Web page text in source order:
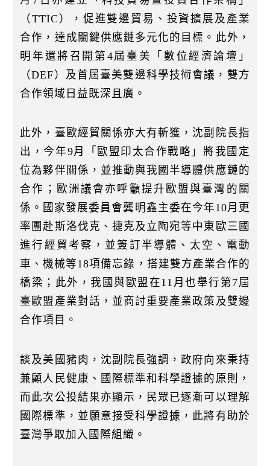
（TTIC），促進雙邊貿易、投資擴展及產業
合作，達成關鍵供應鏈多元化的目標。此外，
明年還將召開第4屆臺美「數位經濟論壇」
（DEF）及首屆臺美雙邊科學技術會議，雙方
合作領域日益既深且廣。
此外，臺歐經貿關係亦大有斬獲，沈副院長指
出，今年9月「歐盟印太合作戰略」將我國定
位為夥伴關係，並推動與我國半導體供應鏈的
合作；歐洲議會亦呼籲提升歐盟與臺灣的關
係。國家發展委員會龔明鑫主委在今年10月更
率團赴斯洛伐克、捷克及立陶宛等中東歐三國
進行經貿考察，並簽訂半導體、太空、電動
車、機械等18項備忘錄，搭建雙方產業合作的
橋梁；此外，我國與歐盟在11月也舉行第7屆
臺歐盟產業對話，並商討重要產業政策及雙邊
合作項目。
談及美國豬肉，沈副院長強調，政府向來秉持
兼顧人民健康、國際標準和科學證據的原則，
而此次公投結果亦顯示，民眾已逐漸可以理解
國際標準，並願意接受科學證據，此將有助於
臺灣爭取加入國際組織。